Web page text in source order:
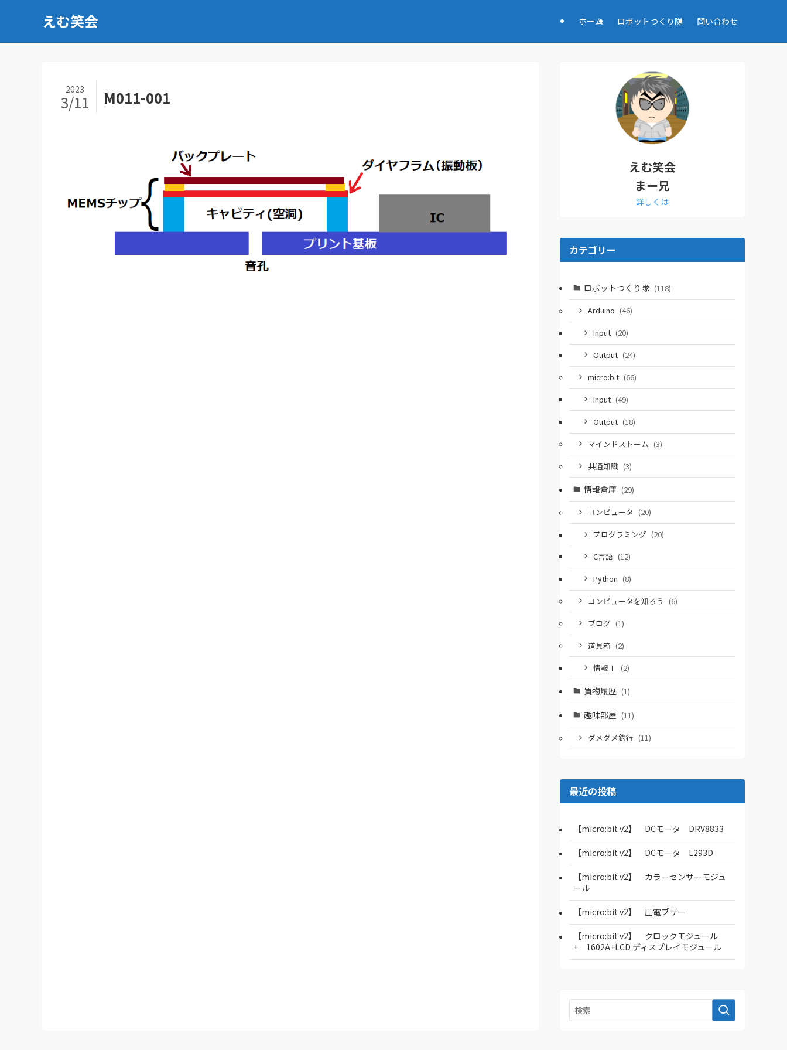
えむ笑会 ホーム ロボットつくり隊 問い合わせ
M011-001
2023
3/11
えむ笑会
まー兄
詳しくは
カテゴリー
ロボットつくり隊 (118)
Arduino (46)
Input (20)
Output (24)
micro:bit (66)
Input (49)
Output (18)
マインドストーム (3)
共通知識 (3)
情報倉庫 (29)
コンピュータ (20)
プログラミング (20)
C言語 (12)
Python (8)
コンピュータを知ろう (6)
ブログ (1)
道具箱 (2)
情報Ⅰ
(2)
買物履歴 (1)
趣味部屋 (11)
ダメダメ釣行 (11)
最近の投稿
【micro:bit v2】 DCモータ DRV8833
【micro:bit v2】 DCモータ L293D
【micro:bit v2】 カラーセンサーモジュ
ール
【micro:bit v2】 圧電ブザー
【micro:bit v2】 クロックモジュール
+ 1602A+LCD ディスプレイモジュール